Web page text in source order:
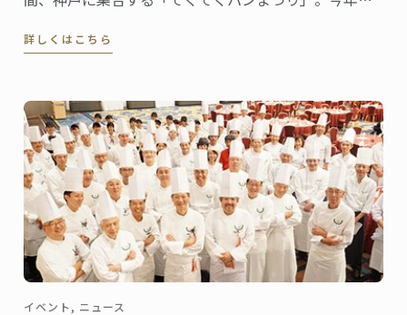
コルドン･ブルー神戸校は、最終日の9日（日）にこの
詳しくはこちら
イベント, ニュース